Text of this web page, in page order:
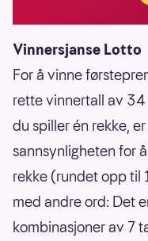
Vinnersjanse Lotto
For å vinne
rette vinnertall av
du spiller én rekke,
sannsynligheten for
rekke (rundet opp til
med andre ord: Det
kombinasjoner av 7